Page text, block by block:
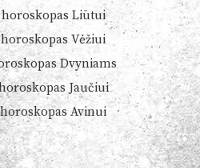
horoskopas Liūtui
Vėžiui
Dvyniams
Jaučiui
Avinui